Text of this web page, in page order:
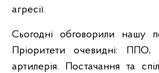
агресії.
Сьогодні обговорили нашу
Пріоритети очевидні: ППО,
артилерія. Постачання та